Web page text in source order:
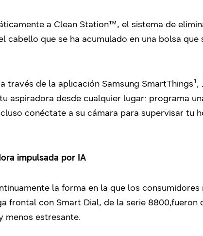
a Clean Station™, el sistema de
cabello que se ha acumulado en una bolsa que
de la aplicación Samsung SmartThings¹,
aspiradora desde cualquier lugar: programa
conéctate a su cámara para supervisar tu
impulsada por IA
la forma en la que los consumidores
frontal con Smart Dial, de la serie 8800,fueron
menos estresante.